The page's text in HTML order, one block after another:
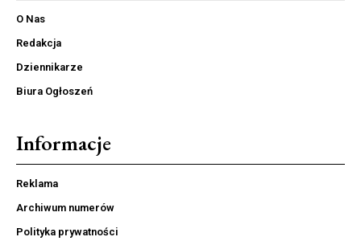
O Nas
Redakcja
Dziennikarze
Biura Ogłoszeń
Informacje
Reklama
Archiwum numerów
Polityka prywatności